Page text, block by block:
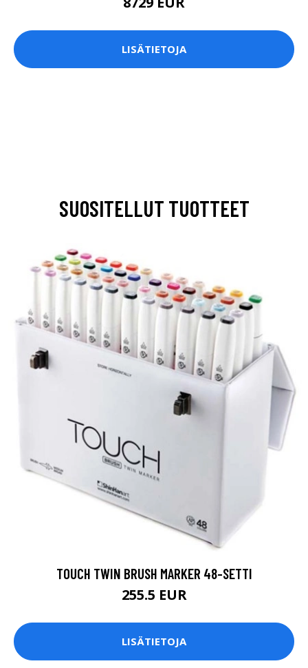
LISÄTIETOJA
SUOSITELLUT TUOTTEET
TOUCH TWIN BRUSH MARKER 48-SETTI
255.5 EUR
LISÄTIETOJA